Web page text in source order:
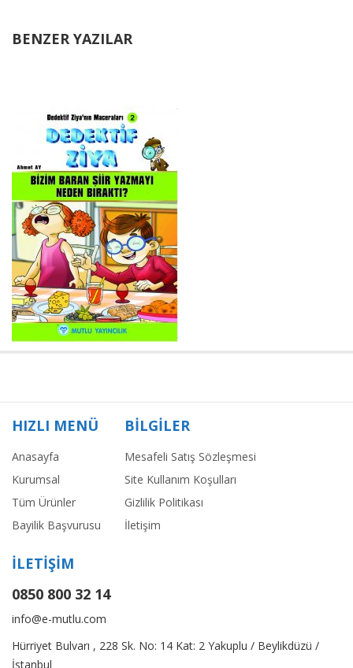
BENZER YAZILAR
HIZLI MENÜ
Anasayfa
Kurumsal
Tüm Ürünler
Bayilik Başvurusu
BİLGİLER
Mesafeli Satış Sözleşmesi
Site Kullanım Koşulları
Gizlilik Politikası
İletişim
İLETİŞİM
0850 800 32 14
info@e-mutlu.com
Hürriyet Bulvarı , 228 Sk. No: 14 Kat: 2 Yakuplu / Beylikdüzü /
İstanbul